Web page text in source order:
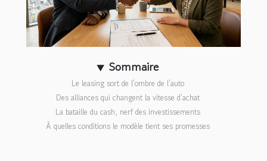
Sommaire
Le leasing sort de l’ombre de l’auto
Des alliances qui changent la vitesse d’achat
La bataille du cash, nerf des investissements
À quelles conditions le modèle tient ses promesses